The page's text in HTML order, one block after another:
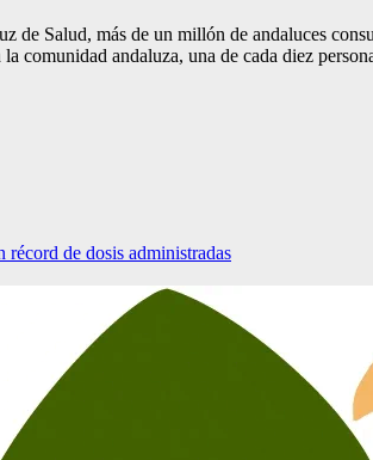
de Salud, más de un millón de andaluces
comunidad andaluza, una de cada diez
de dosis administradas